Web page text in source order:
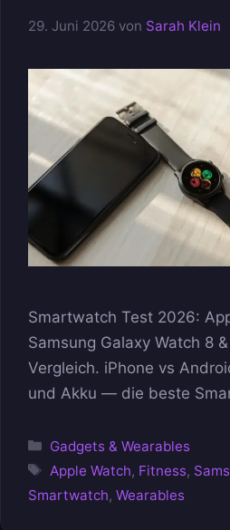
29. Juni 2026 von Sarah Klein
Smartwatch Test 2026:
Samsung Galaxy Watch 8
Vergleich. iPhone vs
und Akku — die beste
Kategorien
Gadgets & Wearables
Schlagwörter
Apple Watch, Fitness,
Smartwatch, Wearables